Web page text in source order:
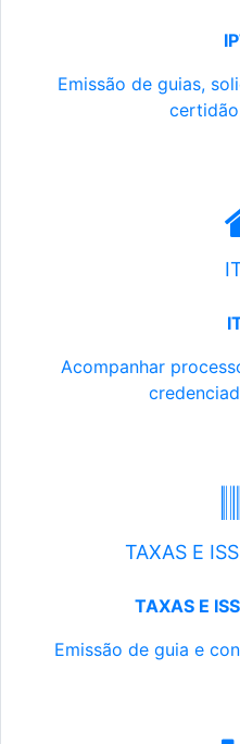
Emissão de guias,
Acompanhar
TAXAS E
TAXAS E
Emissão de guia e